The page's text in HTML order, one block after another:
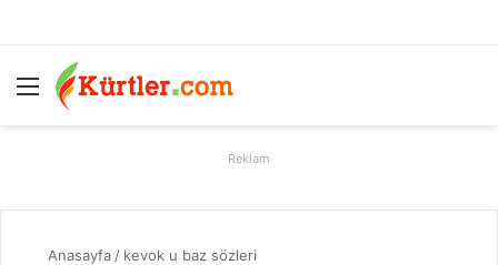
Menü
Reklam
Anasayfa / kevok u baz sözleri